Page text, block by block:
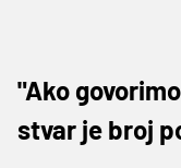
"Ako
stvar je broj